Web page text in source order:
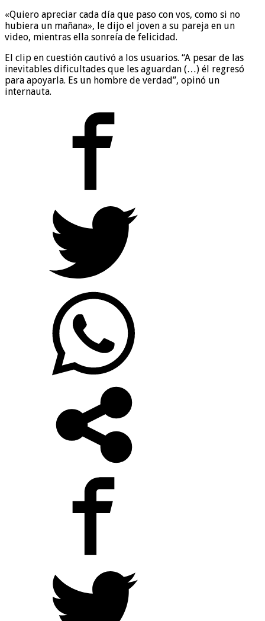
«Quiero apreciar cada día que paso con vos, como si no
hubiera un mañana», le dijo el joven a su pareja en un
video, mientras ella sonreía de felicidad.
El clip en cuestión cautivó a los usuarios. “A pesar de las
inevitables dificultades que les aguardan (…) él regresó
para apoyarla. Es un hombre de verdad”, opinó un
internauta.